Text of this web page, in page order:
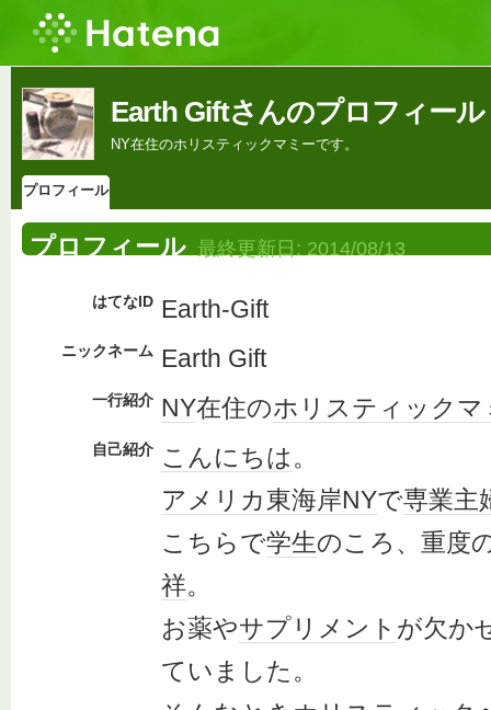
Earth Giftさんのプロフィール
NY在住のホリスティックマミーです。
プロフィール
プロフィール 最終更新日: 2014/08/13
はてなID Earth-Gift
ニックネーム Earth Gift
一行紹介 NY在住のホリ スティック マ
自己紹介 こんにちは。
アメリカ東海岸NYで専業主
こちらで学生のころ、重度
祥。
お薬やサプリメント が欠か
ていました。